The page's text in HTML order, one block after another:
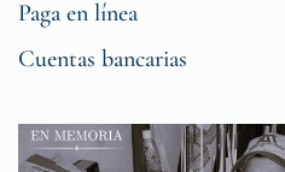
Paga en línea
Cuentas bancarias